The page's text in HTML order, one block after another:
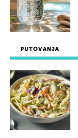
PUTOVANJA